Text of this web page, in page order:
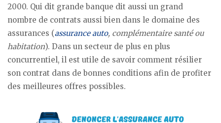
2000. Qui dit grande banque dit aussi un grand
nombre de contrats aussi bien dans le domaine des
assurances (assurance auto, complémentaire santé ou
habitation). Dans un secteur de plus en plus
concurrentiel, il est utile de savoir comment résilier
son contrat dans de bonnes conditions afin de profiter
des meilleures offres possibles.